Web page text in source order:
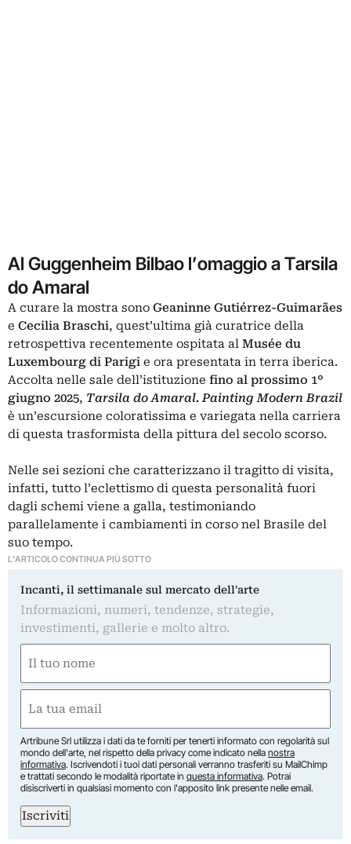
Al Guggenheim Bilbao l’omaggio a Tarsila
do Amaral
A curare la mostra sono Geaninne Gutiérrez-Guimarães
e Cecilia Braschi, quest’ultima già curatrice della
retrospettiva recentemente ospitata al Musée du
Luxembourg di Parigi e ora presentata in terra iberica.
Accolta nelle sale dell’istituzione fino al prossimo 1°
giugno 2025, Tarsila do Amaral. Painting Modern Brazil
è un’escursione coloratissima e variegata nella carriera
di questa trasformista della pittura del secolo scorso.
Nelle sei sezioni che caratterizzano il tragitto di visita,
infatti, tutto l’eclettismo di questa personalità fuori
dagli schemi viene a galla, testimoniando
parallelamente i cambiamenti in corso nel Brasile del
suo tempo.
L'ARTICOLO CONTINUA PIÙ SOTTO
Incanti, il settimanale sul mercato dell'arte
Informazioni, numeri, tendenze, strategie,
investimenti, gallerie e molto altro.
(Required)
First
(Required)
Artribune Srl utilizza i dati da te forniti per tenerti informato con regolarità sul
mondo dell'arte, nel rispetto della privacy come indicato nella nostra
informativa. Iscrivendoti i tuoi dati personali verranno trasferiti su MailChimp
e trattati secondo le modalità riportate in questa informativa. Potrai
disiscriverti in qualsiasi momento con l'apposito link presente nelle email.
Iscriviti